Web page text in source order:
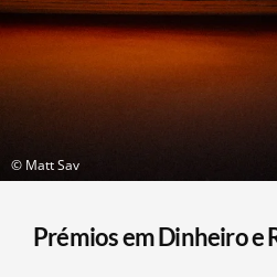
© Matt Sav
Prémios em Dinheiro e